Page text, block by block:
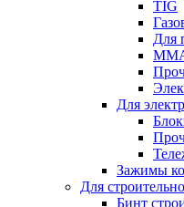
TIG
Для
Для
Зажимы
Для
Бинт